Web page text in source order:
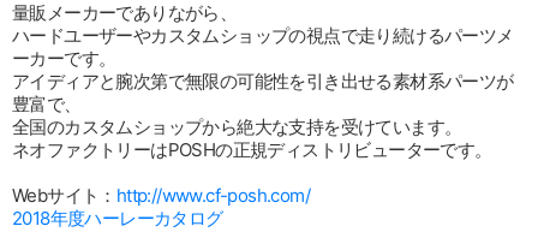
量販メーカーでありながら、
ハードユーザーやカスタムショップの視点で走り続けるパーツメ
ーカーです。
アイディアと腕次第で無限の可能性を引き出せる素材系パーツが
豊富で、
全国のカスタムショップから絶大な支持を受けています。
ネオファクトリーはPOSHの正規ディストリビューターです。
Webサイト： http://www.cf-posh.com/
2018年度ハーレーカタログ